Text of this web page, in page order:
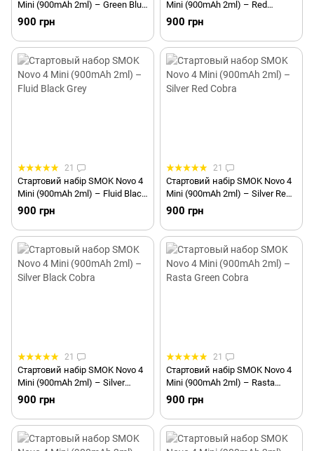
Mini (900mAh 2ml) – Green Blue
Cobra
900 грн
Mini (900mAh 2ml) – Red
Stabilizing Wood
900 грн
21
Стартовий набір SMOK Novo 4
Mini (900mAh 2ml) – Fluid Black
Grey
900 грн
21
Стартовий набір SMOK Novo 4
Mini (900mAh 2ml) – Silver Red
Cobra
900 грн
21
Стартовий набір SMOK Novo 4
Mini (900mAh 2ml) – Silver
Black Cobra
900 грн
21
Стартовий набір SMOK Novo 4
Mini (900mAh 2ml) – Rasta
Green Cobra
900 грн